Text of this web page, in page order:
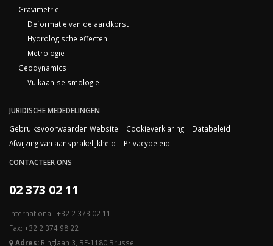
Gravimetrie
Deformatie van de aardkorst
Hydrologische effecten
Metrologie
Geodynamics
Vulkaan-seismologie
JURIDISCHE MEDEDELINGEN
Gebruiksvoorwaarden Website
Cookieverklaring
Databeleid
Afwijzing van aansprakelijkheid
Privacybeleid
CONTACTEER ONS
02 373 02 11
International: +32 2 373 02 11
Fax: +32 2 374 98 22
Adres: Ringlaan 3, BE-1180 Brussel